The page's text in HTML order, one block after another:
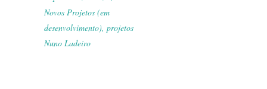
Novos Projetos (em
desenvolvimento), projetos
Nuno Ladeiro